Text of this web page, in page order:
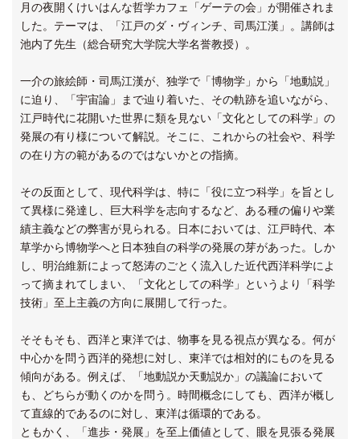
月の夜開くけいはんな哲学カフェ「ゲーテの会」が開催されま
した。テーマは、「江戸のダ・ヴィンチ、司馬江漢」。講師は
池内了先生（総合研究大学院大学名誉教授）。
一介の旅絵師・司馬江漢が、独学で「博物学」から「地動説」
に迫り、「宇宙論」まで辿り着いた、その軌跡を追いながら、
江戸時代に花開いた世界に類を見ない「文化としての科学」の
発展の有り様について解説。そこに、これからの社会や、科学
の在り方の範があるのではないかとの指摘。
その反面として、現代科学は、特に「役に立つ科学」を旨とし
て異様に発達し、巨大科学を志向するなど、ある種の偏りや業
績主義などの弊害が見られる。日本においては、江戸時代、本
草学から博物学へと日本独自の科学の発展の芽があった。しか
し、明治維新によって怒涛のごとく流入した近代西洋科学によ
って摘まれてしまい、「文化としての科学」というより「科学
技術」至上主義の方向に展開して行った。
そそもそも、西洋と東洋では、物事を見る視点が異なる。何が
中心かを問う西洋的発想に対し、東洋では相対的にものを見る
傾向がある。例えば、「地動説か天動説か」の議論において
も、どちらが動くのかを問う。時間概念にしても、西洋が概し
て直線的であるのに対し、東洋は循環的である。
ともかく、「進歩・発展」を至上価値として、眼を見張る発展